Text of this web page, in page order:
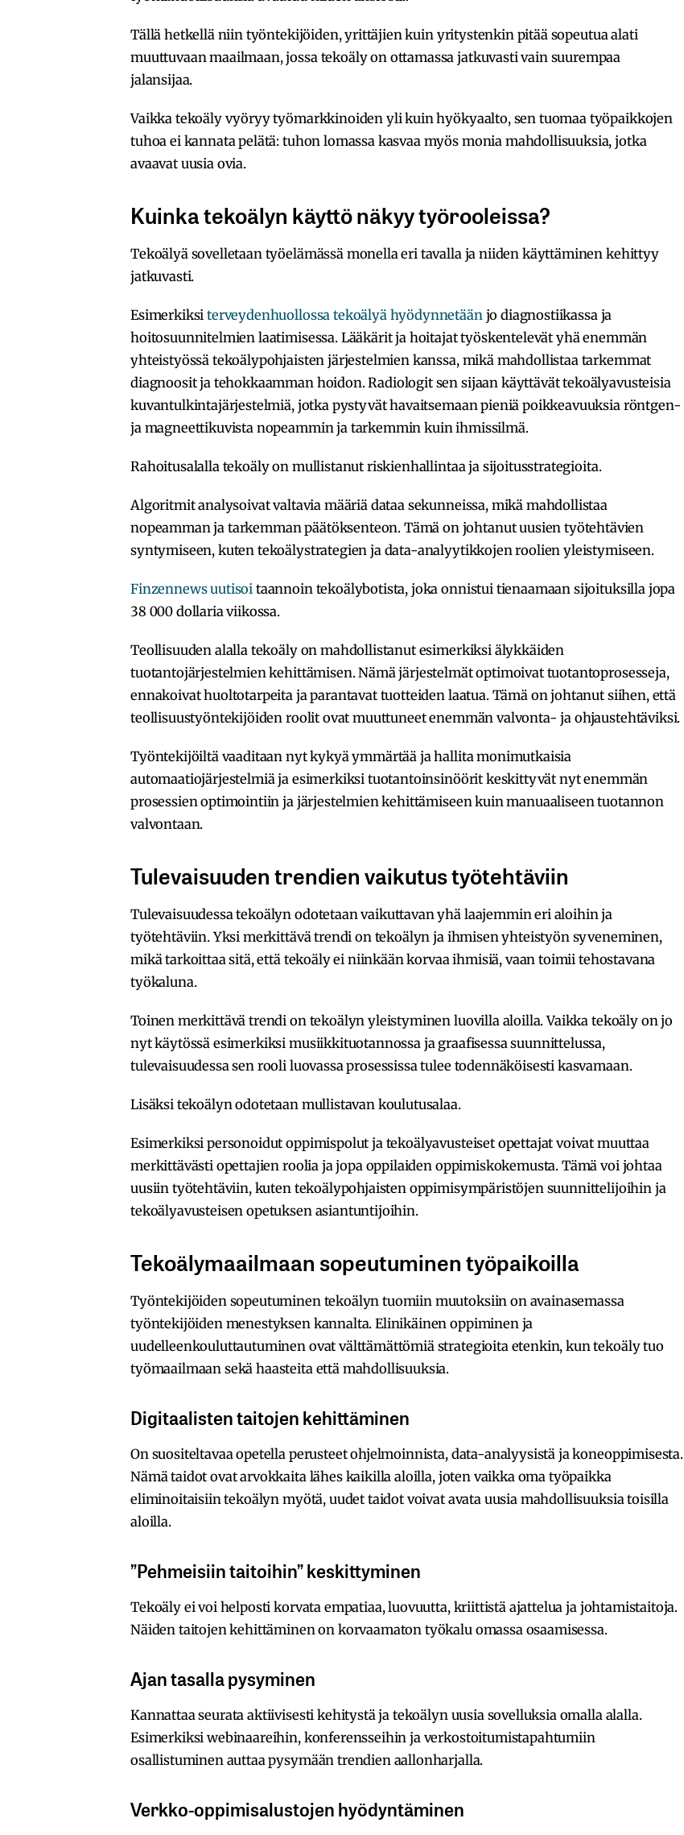
Tällä hetkellä niin työntekijöiden, yrittäjien kuin yritystenkin pitää sopeutua alati
muuttuvaan maailmaan, jossa tekoäly on ottamassa jatkuvasti vain suurempaa
jalansijaa.
Vaikka tekoäly vyöryy työmarkkinoiden yli kuin hyökyaalto, sen tuomaa työpaikkojen
tuhoa ei kannata pelätä: tuhon lomassa kasvaa myös monia mahdollisuuksia, jotka
avaavat uusia ovia.
Kuinka tekoälyn käyttö näkyy työrooleissa?
Tekoälyä sovelletaan työelämässä monella eri tavalla ja niiden käyttäminen kehittyy
jatkuvasti.
Esimerkiksiterveydenhuollossa tekoälyä hyödynnetäänjo diagnostiikassa ja
hoitosuunnitelmien laatimisessa. Lääkärit ja hoitajat työskentelevät yhä enemmän
yhteistyössä tekoälypohjaisten järjestelmien kanssa, mikä mahdollistaa tarkemmat
diagnoosit ja tehokkaamman hoidon. Radiologit sen sijaan käyttävät tekoälyavusteisia
kuvantulkintajärjestelmiä, jotka pystyvät havaitsemaan pieniä poikkeavuuksia röntgen-
ja magneettikuvista nopeammin ja tarkemmin kuin ihmissilmä.
Rahoitusalalla tekoäly on mullistanut riskienhallintaa ja sijoitusstrategioita.
Algoritmit analysoivat valtavia määriä dataa sekunneissa, mikä mahdollistaa
nopeamman ja tarkemman päätöksenteon. Tämä on johtanut uusien työtehtävien
syntymiseen, kuten tekoälystrategien ja data-analyytikkojen roolien yleistymiseen.
Finzennews uutisoi taannoin tekoälybotista, joka onnistui tienaamaan sijoituksilla jopa
38 000 dollaria viikossa.
Teollisuuden alalla tekoäly on mahdollistanut esimerkiksi älykkäiden
tuotantojärjestelmien kehittämisen. Nämä järjestelmät optimoivat tuotantoprosesseja,
ennakoivat huoltotarpeita ja parantavat tuotteiden laatua. Tämä on johtanut siihen, että
teollisuustyöntekijöiden roolit ovat muuttuneet enemmän valvonta- ja ohjaustehtäviksi.
Työntekijöiltä vaaditaan nyt kykyä ymmärtää ja hallita monimutkaisia
automaatiojärjestelmiä ja esimerkiksi tuotantoinsinöörit keskittyvät nyt enemmän
prosessien optimointiin ja järjestelmien kehittämiseen kuin manuaaliseen tuotannon
valvontaan.
Tulevaisuuden trendien vaikutus työtehtäviin
Tulevaisuudessa tekoälyn odotetaan vaikuttavan yhä laajemmin eri aloihin ja
työtehtäviin. Yksi merkittävä trendi on tekoälyn ja ihmisen yhteistyön syveneminen,
mikä tarkoittaa sitä, että tekoäly ei niinkään korvaa ihmisiä, vaan toimii tehostavana
työkaluna.
Toinen merkittävä trendi on tekoälyn yleistyminen luovilla aloilla. Vaikka tekoäly on jo
nyt käytössä esimerkiksi musiikkituotannossa ja graafisessa suunnittelussa,
tulevaisuudessa sen rooli luovassa prosessissa tulee todennäköisesti kasvamaan.
Lisäksi tekoälyn odotetaan mullistavan koulutusalaa.
Esimerkiksi personoidut oppimispolut ja tekoälyavusteiset opettajat voivat muuttaa
merkittävästi opettajien roolia ja jopa oppilaiden oppimiskokemusta. Tämä voi johtaa
uusiin työtehtäviin, kuten tekoälypohjaisten oppimisympäristöjen suunnittelijoihin ja
tekoälyavusteisen opetuksen asiantuntijoihin.
Tekoälymaailmaan sopeutuminen työpaikoilla
Työntekijöiden sopeutuminen tekoälyn tuomiin muutoksiin on avainasemassa
työntekijöiden menestyksen kannalta. Elinikäinen oppiminen ja
uudelleenkouluttautuminen ovat välttämättömiä strategioita etenkin, kun tekoäly tuo
työmaailmaan sekä haasteita että mahdollisuuksia.
Digitaalisten taitojen kehittäminen
On suositeltavaa opetella perusteet ohjelmoinnista, data-analyysistä ja koneoppimisesta.
Nämä taidot ovat arvokkaita lähes kaikilla aloilla, joten vaikka oma työpaikka
eliminoitaisiin tekoälyn myötä, uudet taidot voivat avata uusia mahdollisuuksia toisilla
aloilla.
”Pehmeisiin taitoihin” keskittyminen
Tekoäly ei voi helposti korvata empatiaa, luovuutta, kriittistä ajattelua ja johtamistaitoja.
Näiden taitojen kehittäminen on korvaamaton työkalu omassa osaamisessa.
Ajan tasalla pysyminen
Kannattaa seurata aktiivisesti kehitystä ja tekoälyn uusia sovelluksia omalla alalla.
Esimerkiksi webinaareihin, konferensseihin ja verkostoitumistapahtumiin
osallistuminen auttaa pysymään trendien aallonharjalla.
Verkko-oppimisalustojen hyödyntäminen